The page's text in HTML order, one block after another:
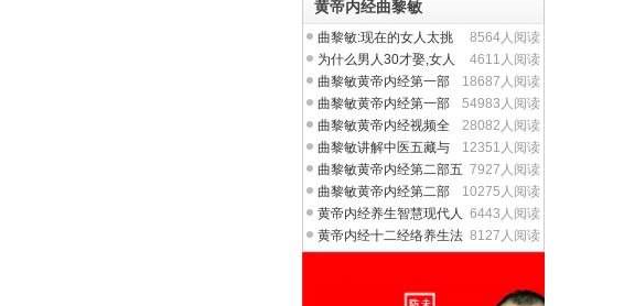
黄帝内经曲黎敏
8564人阅读
曲黎敏:现在的女人太挑
剔了【视频】
4611人阅读
为什么男人30才娶,女人
20才嫁?【视频】
18687人阅读
曲黎敏黄帝内经第一部
18集【高清视频全集】
54983人阅读
曲黎敏黄帝内经第一部
18集【高清视频全集】
28082人阅读
曲黎敏黄帝内经视频全
集72张DVD视频(网上最
12351人阅读
曲黎敏讲解中医五藏与
五音五声五神关系【多
7927人阅读
曲黎敏黄帝内经第二部五
脏与中医意象思维【
10275人阅读
曲黎敏黄帝内经第二部
中医五藏与五行【视频
6443人阅读
黄帝内经养生智慧现代人
死在生活习惯和观念
8127人阅读
黄帝内经十二经络养生法
申时膀胱经大小便